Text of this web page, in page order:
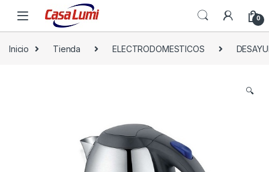
0
Inicio Tienda ELECTRODOMESTICOS
🔍